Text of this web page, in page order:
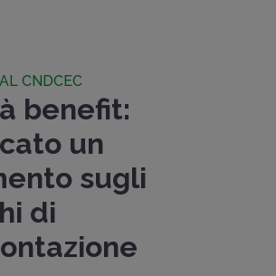
CNDCEC
benefit:
un
sugli
di